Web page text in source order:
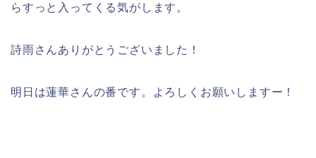
らすっと入ってくる気がします。
詩雨さんありがとうございました！
明日は蓮華さんの番です。よろしくお願いしますー！